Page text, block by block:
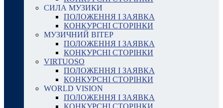
СИЛА МУЗИКИ
ПОЛОЖЕННЯ І ЗАЯВКА
КОНКУРСНІ СТОРІНКИ
МУЗИЧНИЙ ВІТЕР
ПОЛОЖЕННЯ І ЗАЯВКА
КОНКУРСНІ СТОРІНКИ
VIRTUOSO
ПОЛОЖЕННЯ І ЗАЯВКА
КОНКУРСНІ СТОРІНКИ
WORLD VISION
ПОЛОЖЕННЯ І ЗАЯВКА
КОНКУРСНІ СТОРІНКИ